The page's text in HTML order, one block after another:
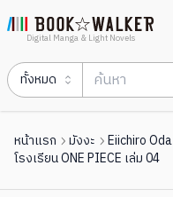
Digital Manga & Light Novels
ทั้งหมด
หน้าแรก มังงะ Eiichiro Oda
โรงเรียน ONE PIECE เล่ม 04